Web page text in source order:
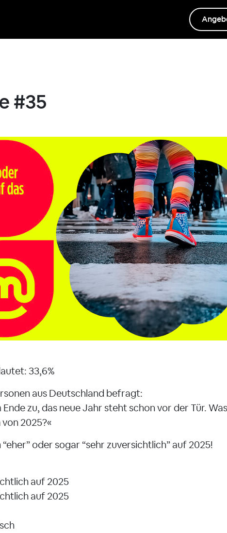
#35
33,6%
aus Deutschland befragt:
zu, das neue Jahr steht schon vor der Tür. Was
2025?«
oder sogar “sehr zuversichtlich” auf 2025!
auf 2025
auf 2025